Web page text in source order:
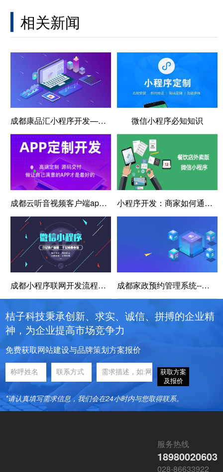
相关新闻
成都康品汇小程序开发——助力商家开启数字化新篇章 微信小程序必知知识
成都云听音视频客户端app开发 小程序开发：商家如何通过生鲜小程序来实现盈利
成都小程序联网开发流程，接小程序开发 成都家政预约管理系统--提升家政服务业管理规范化
桔子科技秉承创新、求实、诚信、拼搏的企业精
神，为企业提高市场竞争力
免费获取网站建设与品牌策划方案报价
获取方案
及报价
*请认真填写需求信息，我们会在24小时内与您取得联系。
服务热线
18980020603
028-86633922